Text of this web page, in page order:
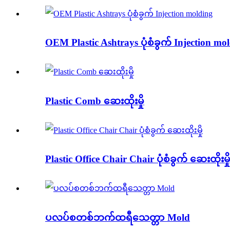
OEM Plastic Ashtrays ပုံစံခွက် Injection
Plastic Comb ဆေးထိုးမှို
Plastic Office Chair Chair ပုံစံခွက် ဆေးထိုးမှို
ပလပ်စတစ်ဘက်ထရီသေတ္တာ Mold